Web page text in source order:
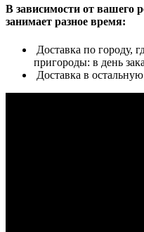
В зависимости от вашего
занимает разное время:
Доставка по городу,
пригороды: в день
Доставка в